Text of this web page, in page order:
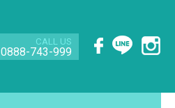
CALL US
0888-743-999